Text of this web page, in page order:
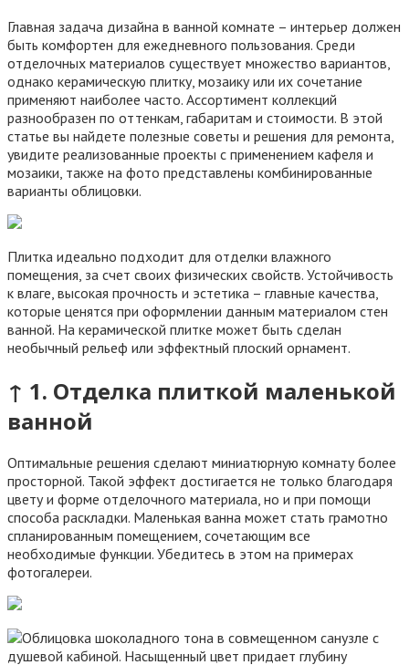
Главная задача дизайна в ванной комнате – интерьер должен
быть комфортен для ежедневного пользования. Среди
отделочных материалов существует множество вариантов,
однако керамическую плитку, мозаику или их сочетание
применяют наиболее часто. Ассортимент коллекций
разнообразен по оттенкам, габаритам и стоимости. В этой
статье вы найдете полезные советы и решения для ремонта,
увидите реализованные проекты с применением кафеля и
мозаики, также на фото представлены комбинированные
варианты облицовки.
Плитка идеально подходит для отделки влажного
помещения, за счет своих физических свойств. Устойчивость
к влаге, высокая прочность и эстетика – главные качества,
которые ценятся при оформлении данным материалом стен
ванной. На керамической плитке может быть сделан
необычный рельеф или эффектный плоский орнамент.
↑ 1. Отделка плиткой маленькой
ванной
Оптимальные решения сделают миниатюрную комнату более
просторной. Такой эффект достигается не только благодаря
цвету и форме отделочного материала, но и при помощи
способа раскладки. Маленькая ванна может стать грамотно
спланированным помещением, сочетающим все
необходимые функции. Убедитесь в этом на примерах
фотогалереи.